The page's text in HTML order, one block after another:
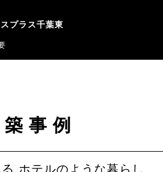
プラス千葉東
事例
ホテルのような暮らし